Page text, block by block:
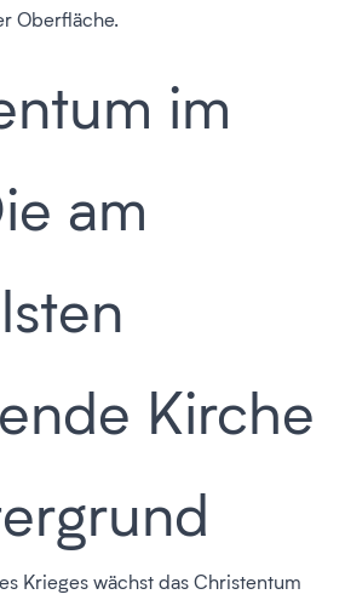
Oberfläche.
im
am
Kirche
Krieges wächst das Christentum